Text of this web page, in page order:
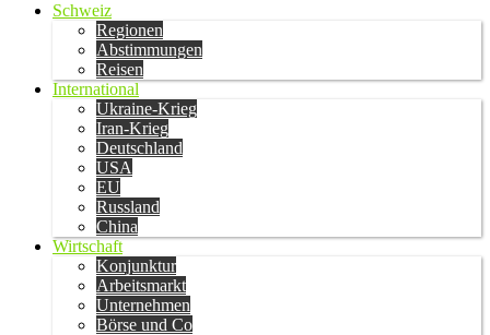
Schweiz
Regionen
Abstimmungen
Reisen
International
Ukraine-Krieg
Iran-Krieg
Deutschland
USA
EU
Russland
China
Wirtschaft
Konjunktur
Arbeitsmarkt
Unternehmen
Börse und Co